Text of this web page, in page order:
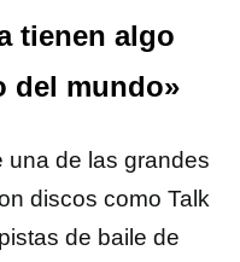
tienen algo
del mundo»
una de las grandes
discos como Talk
de baile de